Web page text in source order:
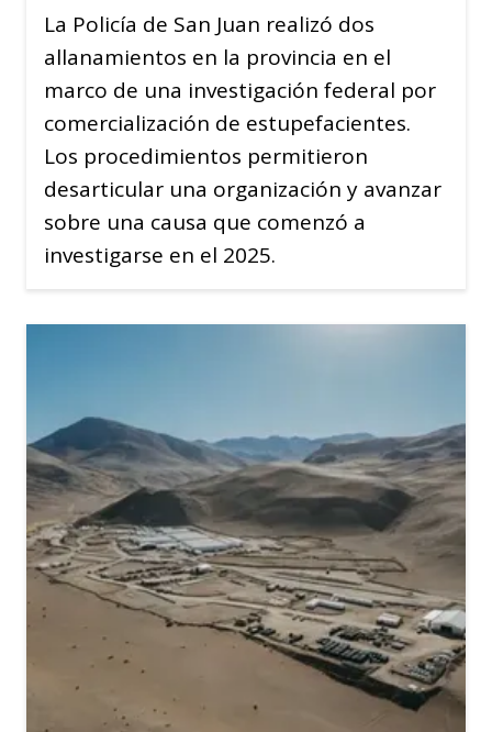
La Policía de San Juan realizó dos
allanamientos en la provincia en el
marco de una investigación federal por
comercialización de estupefacientes.
Los procedimientos permitieron
desarticular una organización y avanzar
sobre una causa que comenzó a
investigarse en el 2025.